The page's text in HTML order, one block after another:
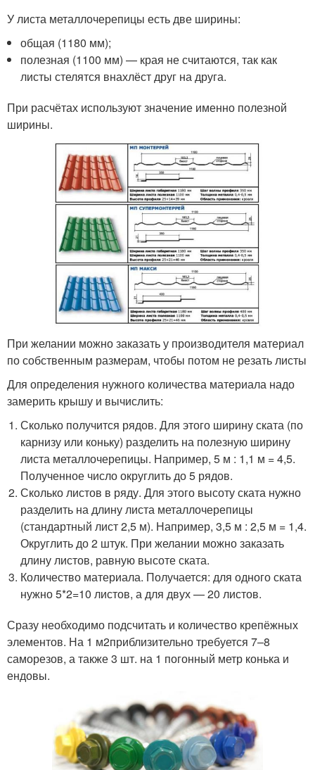
У листа металлочерепицы есть две ширины:
общая (1180 мм);
полезная (1100 мм) — края не считаются, так как
листы стелятся внахлёст друг на друга.
При расчётах используют значение именно полезной
ширины.
При желании можно заказать у производителя материал
по собственным размерам, чтобы потом не резать листы
Для определения нужного количества материала надо
замерить крышу и вычислить:
Сколько получится рядов. Для этого ширину ската (по
карнизу или коньку) разделить на полезную ширину
листа металлочерепицы. Например, 5 м : 1,1 м = 4,5.
Полученное число округлить до 5 рядов.
Сколько листов в ряду. Для этого высоту ската нужно
разделить на длину листа металлочерепицы
(стандартный лист 2,5 м). Например, 3,5 м : 2,5 м = 1,4.
Округлить до 2 штук. При желании можно заказать
длину листов, равную высоте ската.
Количество материала. Получается: для одного ската
нужно 5*2=10 листов, а для двух — 20 листов.
Сразу необходимо подсчитать и количество крепёжных
элементов. На 1 м2приблизительно требуется 7–8
саморезов, а также 3 шт. на 1 погонный метр конька и
ендовы.